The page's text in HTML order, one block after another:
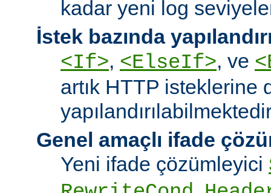
kadar yeni log
İstek bazında
<If>, <ElseIf>, ve
artık HTTP isteklerine
Genel amaçlı ifade
Yeni ifade çözümleyici